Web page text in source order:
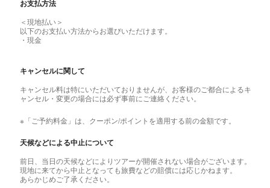
お支払方法
＜現地払い＞
以下のお支払い方法からお選びいただけます。
・現金
キャンセルに関して
キャンセル料は特にいただいておりませんが、お客様のご都合によるキ
ャンセル・変更の場合には必ず事前にご連絡ください。
※「ご予約料金」は、クーポン/ポイントを適用する前の金額です。
天候などによる中止について
前日、当日の天候などによりツアーが開催されない場合がございます。
現地に来てから中止となっても旅費などの賠償には応じかねます。
あらかじめご了承ください。